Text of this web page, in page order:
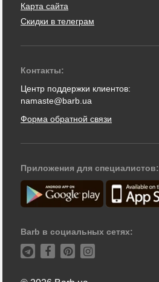
Карта сайта
Скидки в телеграм
Контакты:
Центр поддержки клиентов:
namaste@barb.ua
Форма обратной связи
Приложения для специалистов:
Barb в социальных сетях: